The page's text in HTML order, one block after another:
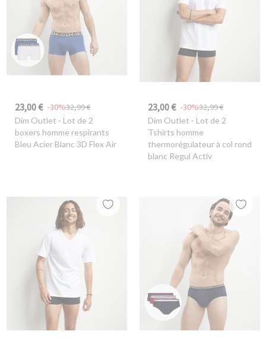
23,00 € 32,99 €
-30%
Dim Outlet - Lot de 2
boxers homme respirants
Bleu Acier Blanc 3D Flex Air
23,00 € 32,99 €
-30%
Dim Outlet - Lot de 2
Tshirts homme
thermorégulateur à col rond
blanc Regul Activ